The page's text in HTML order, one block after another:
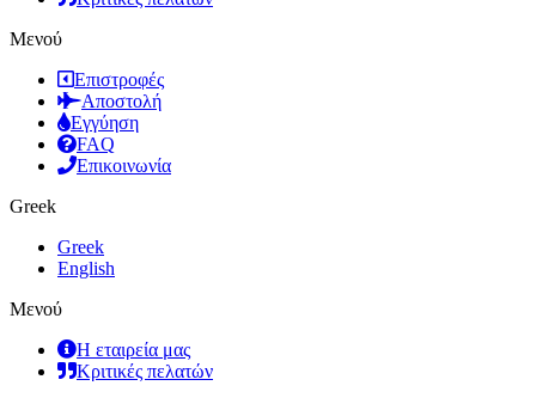
Μενού
Επιστροφές
Αποστολή
Εγγύηση
FAQ
Επικοινωνία
Greek
Greek
English
Μενού
Η εταιρεία μας
Κριτικές πελατών